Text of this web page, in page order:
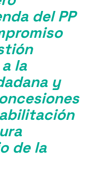
del PP
la
y
de la